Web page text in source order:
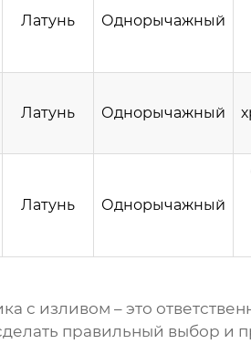
Латунь Однорычажный
Латунь Однорычажный
Латунь Однорычажный
с изливом – это
правильный выбор и